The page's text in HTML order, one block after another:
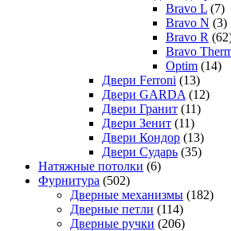
Bravo L (7)
Bravo N (3)
Bravo R
Bravo
Optim (14)
Двери Ferroni (13)
Двери GARDA (12)
Двери Гранит (11)
Двери Зенит (11)
Двери Кондор (13)
Двери Сударь (35)
Натяжные потолки (6)
Фурнитура (502)
Дверные механизмы (182)
Дверные петли (114)
Дверные ручки (206)